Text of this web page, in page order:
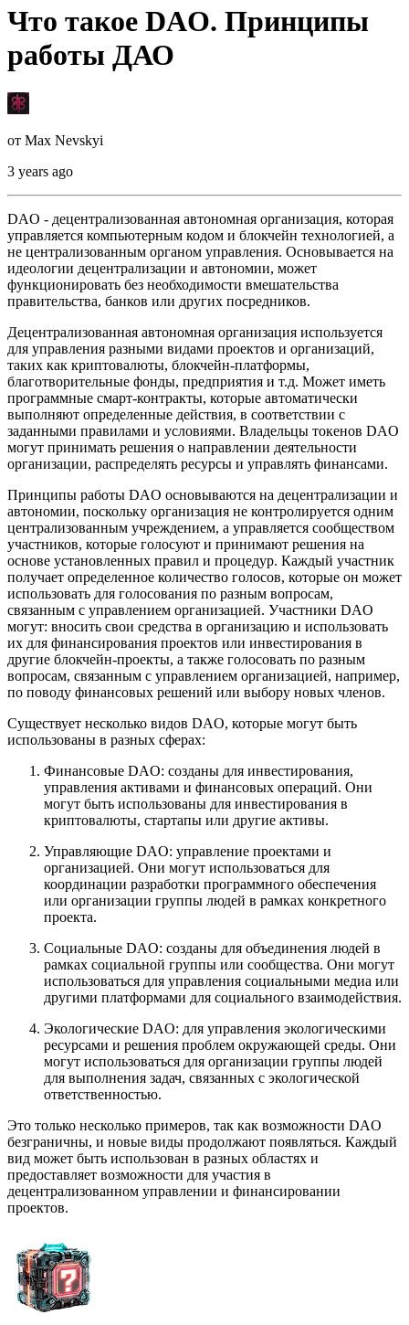
Что такое DAO. Принципы
работы ДАО
от Max Nevskyi
3 years ago
DAO - децентрализованная автономная организация, которая
управляется компьютерным кодом и блокчейн технологией, а
не централизованным органом управления. Основывается на
идеологии децентрализации и автономии, может
функционировать без необходимости вмешательства
правительства, банков или других посредников.
Децентрализованная автономная организация используется
для управления разными видами проектов и организаций,
таких как криптовалюты, блокчейн-платформы,
благотворительные фонды, предприятия и т.д. Может иметь
программные смарт-контракты, которые автоматически
выполняют определенные действия, в соответствии с
заданными правилами и условиями. Владельцы токенов DAO
могут принимать решения о направлении деятельности
организации, распределять ресурсы и управлять финансами.
Принципы работы DAO основываются на децентрализации и
автономии, поскольку организация не контролируется одним
централизованным учреждением, а управляется сообществом
участников, которые голосуют и принимают решения на
основе установленных правил и процедур. Каждый участник
получает определенное количество голосов, которые он может
использовать для голосования по разным вопросам,
связанным с управлением организацией. Участники DAO
могут: вносить свои средства в организацию и использовать
их для финансирования проектов или инвестирования в
другие блокчейн-проекты, а также голосовать по разным
вопросам, связанным с управлением организацией, например,
по поводу финансовых решений или выбору новых членов.
Существует несколько видов DAO, которые могут быть
использованы в разных сферах:
Финансовые DAO: созданы для инвестирования,
управления активами и финансовых операций. Они
могут быть использованы для инвестирования в
криптовалюты, стартапы или другие активы.
Управляющие DAO: управление проектами и
организацией. Они могут использоваться для
координации разработки программного обеспечения
или организации группы людей в рамках конкретного
проекта.
Социальные DAO: созданы для объединения людей в
рамках социальной группы или сообщества. Они могут
использоваться для управления социальными медиа или
другими платформами для социального взаимодействия.
Экологические DAO: для управления экологическими
ресурсами и решения проблем окружающей среды. Они
могут использоваться для организации группы людей
для выполнения задач, связанных с экологической
ответственностью.
Это только несколько примеров, так как возможности DAO
безграничны, и новые виды продолжают появляться. Каждый
вид может быть использован в разных областях и
предоставляет возможности для участия в
децентрализованном управлении и финансировании
проектов.